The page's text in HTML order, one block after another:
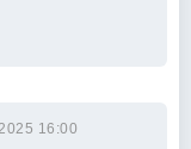
16:00